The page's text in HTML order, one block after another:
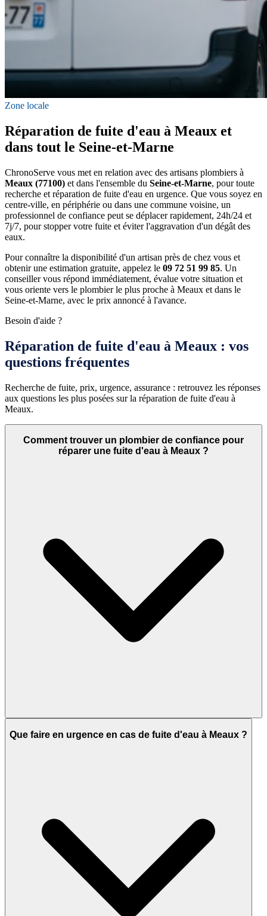
Zone locale
Réparation de fuite d'eau à Meaux et
dans tout le Seine-et-Marne
ChronoServe vous met en relation avec des artisans plombiers à
Meaux (77100) et dans l'ensemble du Seine-et-Marne, pour toute
recherche et réparation de fuite d'eau en urgence. Que vous soyez en
centre-ville, en périphérie ou dans une commune voisine, un
professionnel de confiance peut se déplacer rapidement, 24h/24 et
7j/7, pour stopper votre fuite et éviter l'aggravation d'un dégât des
eaux.
Pour connaître la disponibilité d'un artisan près de chez vous et
obtenir une estimation gratuite, appelez le 09 72 51 99 85. Un
conseiller vous répond immédiatement, évalue votre situation et
vous oriente vers le plombier le plus proche à Meaux et dans le
Seine-et-Marne, avec le prix annoncé à l'avance.
Besoin d'aide ?
Réparation de fuite d'eau à Meaux : vos
questions fréquentes
Recherche de fuite, prix, urgence, assurance : retrouvez les réponses
aux questions les plus posées sur la réparation de fuite d'eau à
Meaux.
Comment trouver un plombier de confiance pour
réparer une fuite d'eau à Meaux ?
Que faire en urgence en cas de fuite d'eau à Meaux ?